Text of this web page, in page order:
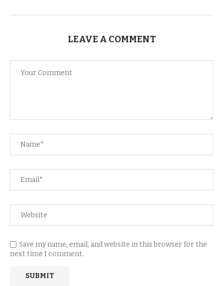
LEAVE A COMMENT
Save my name, email, and website in this browser for the
next time I comment.